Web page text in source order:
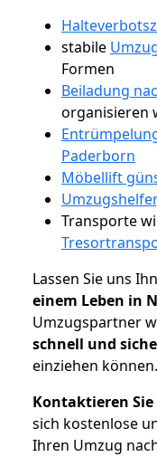
stabile
Formen
Beiladung
organisieren
Paderborn
Möbellift
Umzugshelfer
Transporte
Lassen Sie uns
einem Leben in
Umzugspartner
schnell und
einziehen können.
Kontaktieren
sich kostenlose
Ihren Umzug